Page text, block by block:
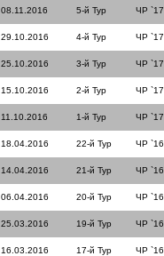
08.11.2016 5-й Тур ЧР `17
29.10.2016 4-й Тур ЧР `17
25.10.2016 3-й Тур ЧР `17
15.10.2016 2-й Тур ЧР `17
11.10.2016 1-й Тур ЧР `17
18.04.2016 22-й Тур ЧР `16
14.04.2016 21-й Тур ЧР `16
06.04.2016 20-й Тур ЧР `16
25.03.2016 19-й Тур ЧР `16
16.03.2016 17-й Тур ЧР `16